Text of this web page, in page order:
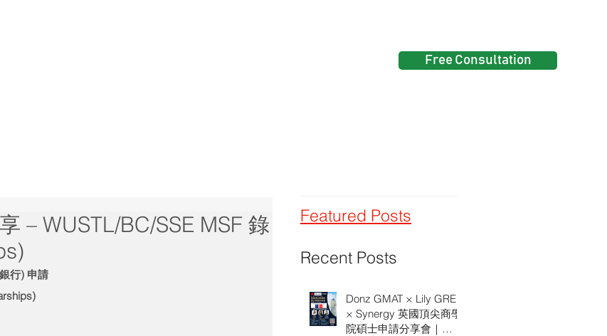
Free Consultation
– WUSTL/BC/SSE MSF 錄
行) 申請
Featured Posts
Recent Posts
Donz GMAT × Lily GRE
× Synergy 英國頂尖商學
院碩士申請分享會｜